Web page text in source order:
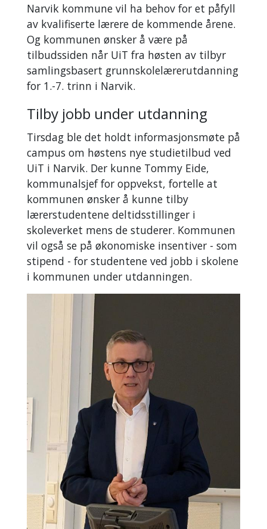
Narvik kommune vil ha behov for et påfyll
av kvalifiserte lærere de kommende årene.
Og kommunen ønsker å være på
tilbudssiden når UiT fra høsten av tilbyr
samlingsbasert grunnskolelærerutdanning
for 1.-7. trinn i Narvik.
Tilby jobb under utdanning
Tirsdag ble det holdt informasjonsmøte på
campus om høstens nye studietilbud ved
UiT i Narvik. Der kunne Tommy Eide,
kommunalsjef for oppvekst, fortelle at
kommunen ønsker å kunne tilby
lærerstudentene deltidsstillinger i
skoleverket mens de studerer. Kommunen
vil også se på økonomiske insentiver - som
stipend - for studentene ved jobb i skolene
i kommunen under utdanningen.